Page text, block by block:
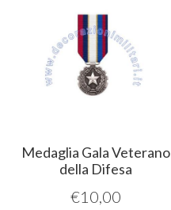
Medaglia Gala Veterano
della Difesa
€10,00